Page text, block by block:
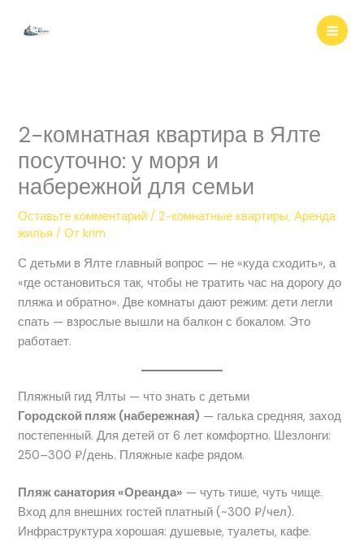
2-комнатная квартира в Ялте
посуточно: у моря и
набережной для семьи
Оставьте комментарий /2-комнатные квартиры,Аренда
жилья / Отkrim
С детьми в Ялте главный вопрос — не «куда сходить», а
«где остановиться так, чтобы не тратить час на дорогу до
пляжа и обратно». Две комнаты дают режим: дети легли
спать — взрослые вышли на балкон с бокалом. Это
работает.
Пляжный гид Ялты — что знать с детьми
Городской пляж (набережная) — галька средняя, заход
постепенный. Для детей от 6 лет комфортно. Шезлонги:
250–300 ₽/день. Пляжные кафе рядом.
Пляж санатория «Ореанда» — чуть тише, чуть чище.
Вход для внешних гостей платный (~300 ₽/чел).
Инфраструктура хорошая: душевые, туалеты, кафе.